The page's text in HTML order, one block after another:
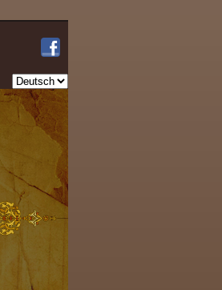
Sprache
auswählen